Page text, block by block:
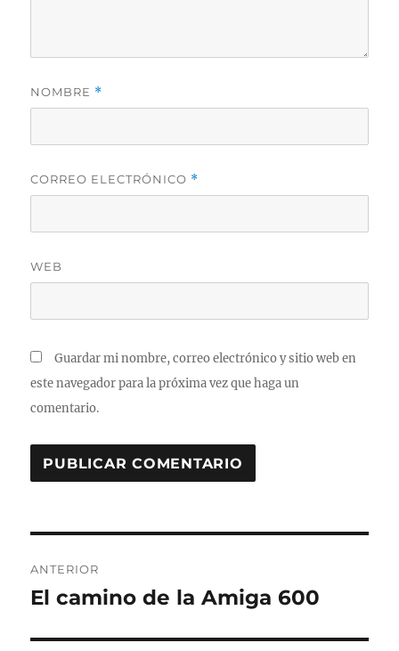
NOMBRE *
CORREO ELECTRÓNICO *
WEB
Guardar mi nombre, correo electrónico y sitio web en
este navegador para la próxima vez que haga un
comentario.
de
ANTERIOR
Entrada
El camino de la Amiga 600